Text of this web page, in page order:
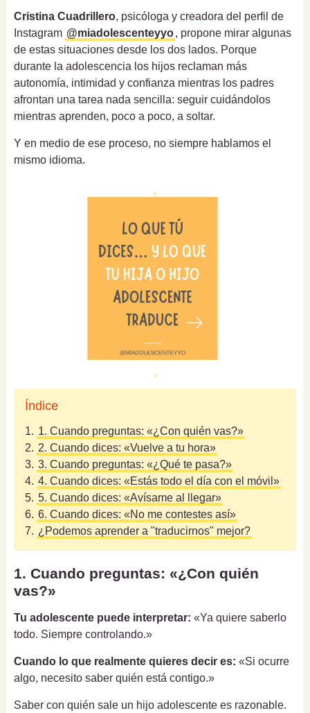
Cristina Cuadrillero, psicóloga y creadora del perfil de
Instagram @miadolescenteyyo, propone mirar algunas
de estas situaciones desde los dos lados. Porque
durante la adolescencia los hijos reclaman más
autonomía, intimidad y confianza mientras los padres
afrontan una tarea nada sencilla: seguir cuidándolos
mientras aprenden, poco a poco, a soltar.
Y en medio de ese proceso, no siempre hablamos el
mismo idioma.
Índice
1. 1. Cuando preguntas: «¿Con quién vas?»
2. 2. Cuando dices: «Vuelve a tu hora»
3. 3. Cuando preguntas: «¿Qué te pasa?»
4. 4. Cuando dices: «Estás todo el día con el móvil»
5. 5. Cuando dices: «Avísame al llegar»
6. 6. Cuando dices: «No me contestes así»
7. ¿Podemos aprender a "traducirnos" mejor?
1. Cuando preguntas: «¿Con quién
vas?»
Tu adolescente puede interpretar: «Ya quiere saberlo
todo. Siempre controlando.»
Cuando lo que realmente quieres decir es: «Si ocurre
algo, necesito saber quién está contigo.»
Saber con quién sale un hijo adolescente es razonable.